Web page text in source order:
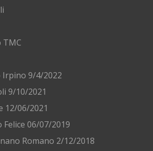
TMC
Irpino 9/4/2022
9/10/2021
12/06/2021
Felice 06/07/2019
Romano 2/12/2018